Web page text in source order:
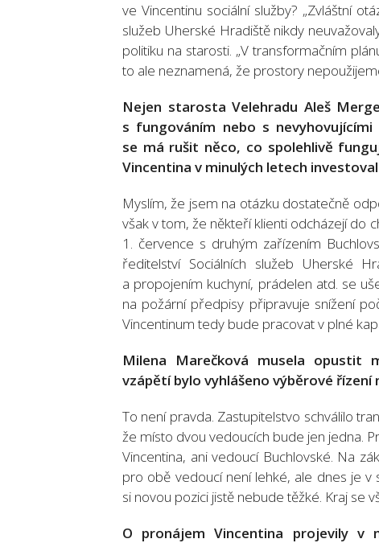
ve Vincentinu sociální služby? „Zvláštní
služeb Uherské Hradiště nikdy
politiku na starosti. „V transformačním
to ale neznamená, že prostory
Nejen starosta Velehradu Aleš
s fungováním nebo s
se má rušit něco, co spolehlivě
Vincentina v minulých letech
Myslím, že jsem na otázku dostatečně
však v tom, že někteří klienti odcházejí do
1. července s druhým zařízením
ředitelství Sociálních služeb Uherské
a propojením kuchyní, prádelen atd. se
na požární předpisy připravuje snížení
Vincentinum tedy bude pracovat v plné
Milena Marečková musela opustit
vzápětí bylo vyhlášeno výběrové řízení
To není pravda. Zastupitelstvo schválilo
že místo dvou vedoucích bude jen jedna.
Vincentina, ani vedoucí Buchlovské. Na
pro obě vedoucí není lehké, ale dnes je v
si novou pozici jistě nebude těžké. Kraj se
O pronájem Vincentina projevily v